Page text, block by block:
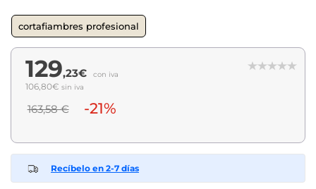
cortafiambres profesional
129,23€ con iva
106,80€ sin iva
163,58 € -21%
Recíbelo en 2-7 días